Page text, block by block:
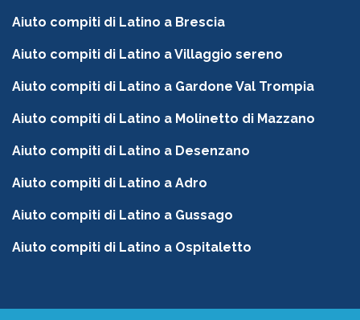
Aiuto compiti di Latino a Brescia
Aiuto compiti di Latino a Villaggio sereno
Aiuto compiti di Latino a Gardone Val Trompia
Aiuto compiti di Latino a Molinetto di Mazzano
Aiuto compiti di Latino a Desenzano
Aiuto compiti di Latino a Adro
Aiuto compiti di Latino a Gussago
Aiuto compiti di Latino a Ospitaletto